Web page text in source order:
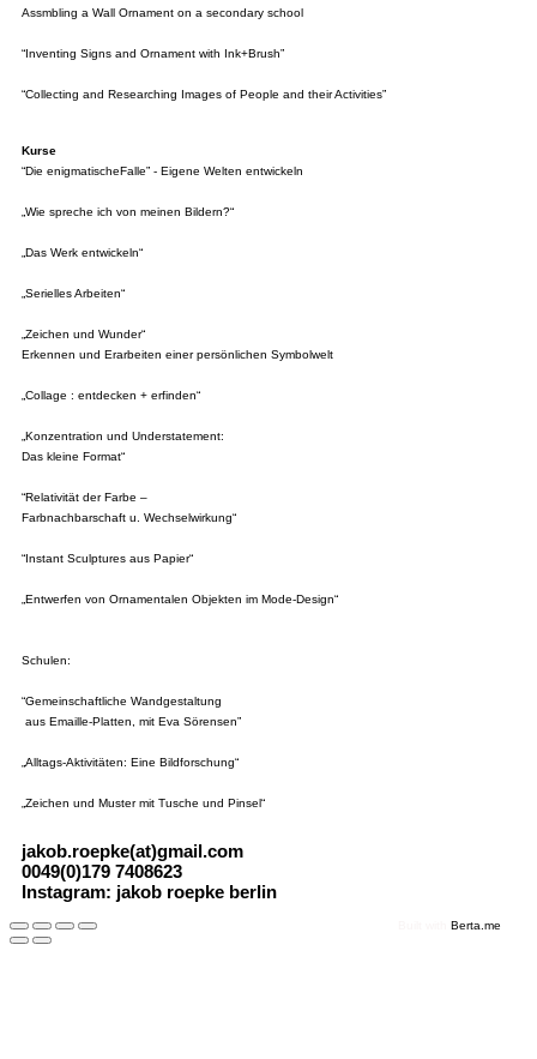
Assmbling a Wall Ornament on a secondary school
“Inventing Signs and Ornament with Ink+Brush”
“Collecting and Researching Images of People and their Activities”
Kurse
“Die enigmatischeFalle” - Eigene Welten entwickeln
„Wie spreche ich von meinen Bildern?“
„Das Werk entwickeln“
„Serielles Arbeiten“
„Zeichen und Wunder“
Erkennen und Erarbeiten einer persönlichen Symbolwelt
„Collage : entdecken + erfinden“
„Konzentration und Understatement:
Das kleine Format“
“Relativität der Farbe –
Farbnachbarschaft u. Wechselwirkung“
“Instant Sculptures aus Papier“
„Entwerfen von Ornamentalen Objekten im Mode-Design“
Schulen:
“Gemeinschaftliche Wandgestaltung
aus Emaille-Platten, mit Eva Sörensen”
„Alltags-Aktivitäten: Eine Bildforschung“
„Zeichen und Muster mit Tusche und Pinsel“
jakob.roepke(at)gmail.com
0049(0)179 7408623
Instagram: jakob roepke berlin
Berta.me